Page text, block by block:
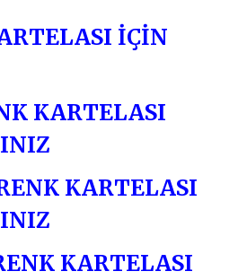
İÇİN
KARTELASI
KARTELASI
KARTELASI